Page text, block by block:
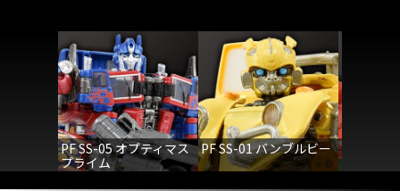
PF SS-05 オプティマス
プライム
PF SS-01 バンブルビー PF WFC-
スプライ